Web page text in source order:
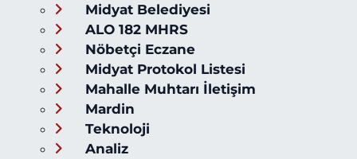
Midyat Belediyesi
ALO 182 MHRS
Nöbetçi Eczane
Midyat Protokol Listesi
Mahalle Muhtarı İletişim
Mardin
Teknoloji
Analiz